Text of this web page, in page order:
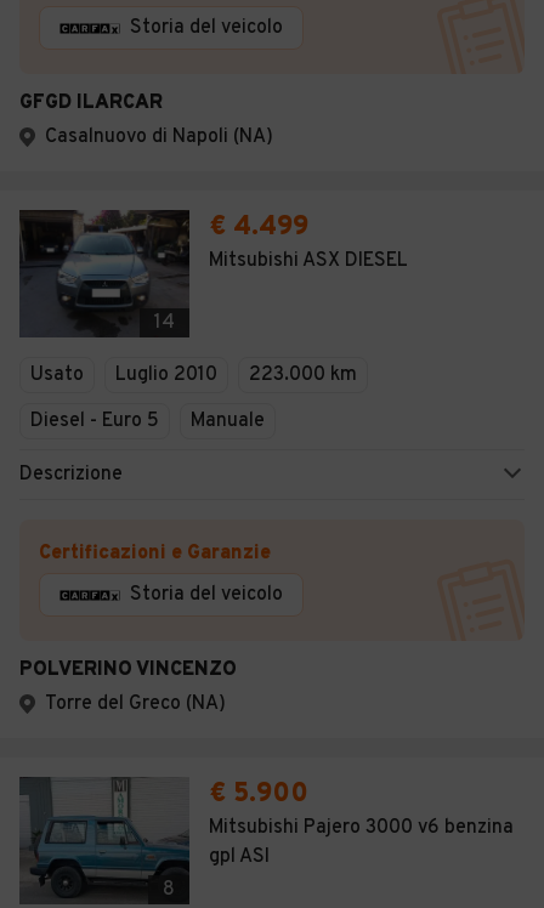
Storia del veicolo
GFGD ILARCAR
Casalnuovo di Napoli (NA)
14
€ 4.499
Mitsubishi ASX DIESEL
Usato Luglio 2010
223.000 km
Diesel - Euro 5
Manuale
Descrizione
Certificazioni e Garanzie
Storia del veicolo
POLVERINO VINCENZO
Torre del Greco (NA)
8
€ 5.900
Mitsubishi Pajero 3000 v6 benzina
gpl ASI